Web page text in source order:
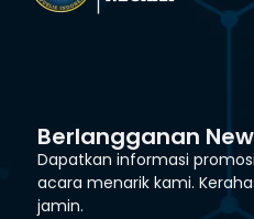
Berlangganan
Dapatkan informasi
acara menarik kami.
jamin.